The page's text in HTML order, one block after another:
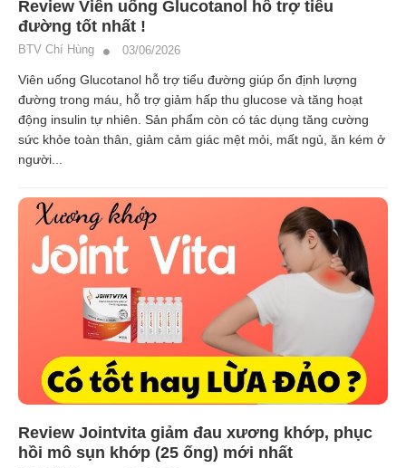
Review Viên uống Glucotanol hỗ trợ tiểu
đường tốt nhất !
BTV Chí Hùng 03/06/2026
Viên uống Glucotanol hỗ trợ tiểu đường giúp ổn định lượng
đường trong máu, hỗ trợ giảm hấp thu glucose và tăng hoạt
động insulin tự nhiên. Sản phẩm còn có tác dụng tăng cường
sức khỏe toàn thân, giảm cảm giác mệt mỏi, mất ngủ, ăn kém ở
người...
Review Jointvita giảm đau xương khớp, phục
hồi mô sụn khớp (25 ống) mới nhất